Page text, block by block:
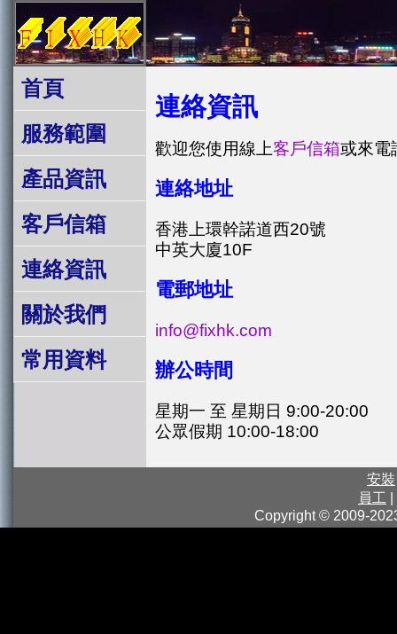
首頁
服務範圍
產品資訊
客戶信箱
連絡資訊
關於我們
常用資料
連絡資訊
歡迎您使用線上客戶信箱或來電
連絡地址
香港上環幹諾道西20號
中英大廈10F
電郵地址
info@fixhk.com
辦公時間
星期一 至 星期日 9:00-20:00
公眾假期 10:00-18:00
安裝
員工
Copyright © 2009-